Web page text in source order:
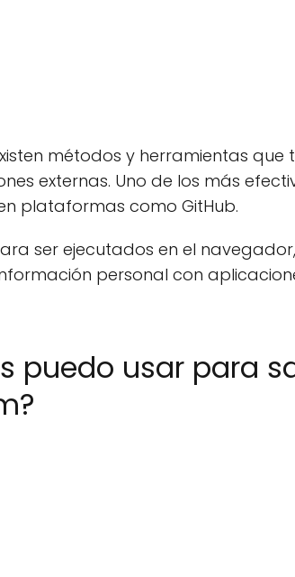
métodos y herramientas
externas. Uno de los más
plataformas como GitHub.
ser ejecutados en el
personal con
puedo usar para